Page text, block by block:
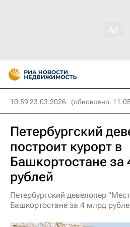
10:59 23.03.2026 (обновлено:
Петербургский
построит курорт в
Башкортостане за
рублей
Петербургский девелопер
Башкортостане за 4 млрд